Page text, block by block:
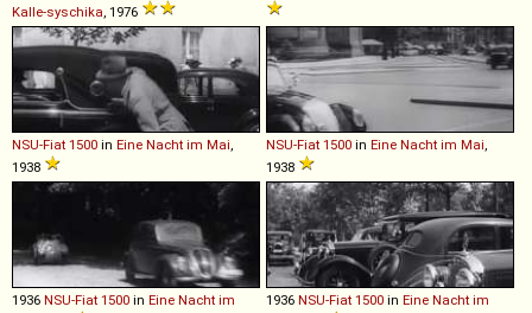
Kalle-syschika, 1976
NSU-Fiat 1500 in Eine Nacht im Mai,
1938
NSU-Fiat 1500 in Eine Nacht im Mai,
1938
1936 NSU-Fiat 1500 in Eine Nacht im
1936 NSU-Fiat 1500 in Eine Nacht im